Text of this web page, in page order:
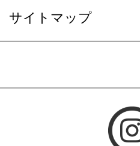
サイトマップ